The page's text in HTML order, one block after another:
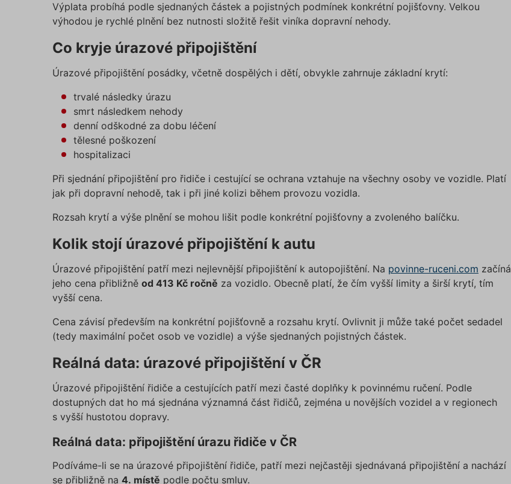
Výplata probíhá podle sjednaných částek a pojistných podmínek konkrétní pojišťovny. Velkou
výhodou je rychlé plnění bez nutnosti složitě řešit viníka dopravní nehody.
Co kryje úrazové připojištění
Úrazové připojištění posádky, včetně dospělých i dětí, obvykle zahrnuje základní krytí:
trvalé následky úrazu
smrt následkem nehody
denní odškodné za dobu léčení
tělesné poškození
hospitalizaci
Při sjednání připojištění pro řidiče i cestující se ochrana vztahuje na všechny osoby ve vozidle. Platí
jak při dopravní nehodě, tak i při jiné kolizi během provozu vozidla.
Rozsah krytí a výše plnění se mohou lišit podle konkrétní pojišťovny a zvoleného balíčku.
Kolik stojí úrazové připojištění k autu
Úrazové připojištění patří mezi nejlevnější připojištění k autopojištění. Na povinne-ruceni.com začíná
jeho cena přibližně od 413 Kč ročně za vozidlo. Obecně platí, že čím vyšší limity a širší krytí, tím
vyšší cena.
Cena závisí především na konkrétní pojišťovně a rozsahu krytí. Ovlivnit ji může také počet sedadel
(tedy maximální počet osob ve vozidle) a výše sjednaných pojistných částek.
Reálná data: úrazové připojištění v ČR
Úrazové připojištění řidiče a cestujících patří mezi časté doplňky k povinnému ručení. Podle
dostupných dat ho má sjednána významná část řidičů, zejména u novějších vozidel a v regionech
s vyšší hustotou dopravy.
Reálná data: připojištění úrazu řidiče v ČR
Podíváme-li se na úrazové připojištění řidiče, patří mezi nejčastěji sjednávaná připojištění a nachází
se přibližně na 4. místě podle počtu smluv.